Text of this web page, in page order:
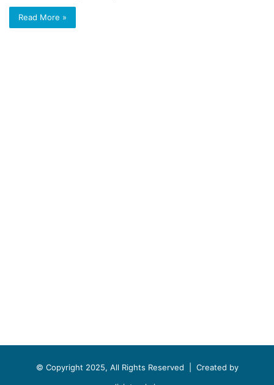
Read More »
© Copyright 2025, All Rights Reserved | Created by